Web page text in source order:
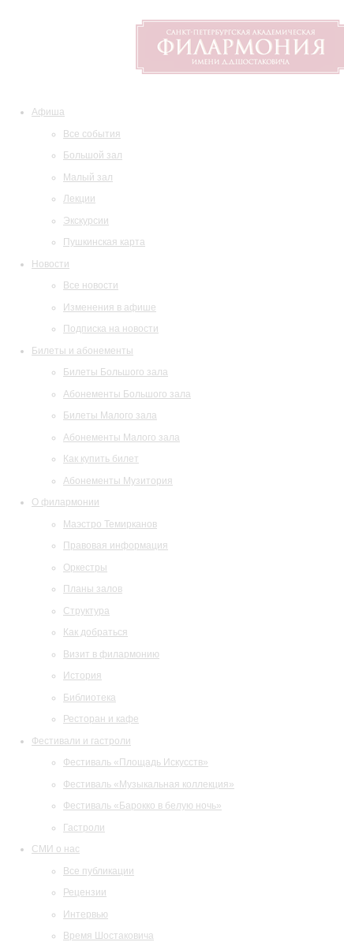
Афиша
Все события
Большой зал
Малый зал
Лекции
Экскурсии
Пушкинская карта
Новости
Все новости
Изменения в афише
Подписка на новости
Билеты и абонементы
Билеты Большого зала
Абонементы Большого зала
Билеты Малого зала
Абонементы Малого зала
Как купить билет
Абонементы Музитория
О филармонии
Маэстро Темирканов
Правовая информация
Оркестры
Планы залов
Структура
Как добраться
Визит в филармонию
История
Библиотека
Ресторан и кафе
Фестивали и гастроли
Фестиваль «Площадь Искусств»
Фестиваль «Музыкальная коллекция»
Фестиваль «Барокко в белую ночь»
Гастроли
СМИ о нас
Все публикации
Рецензии
Интервью
Время Шостаковича